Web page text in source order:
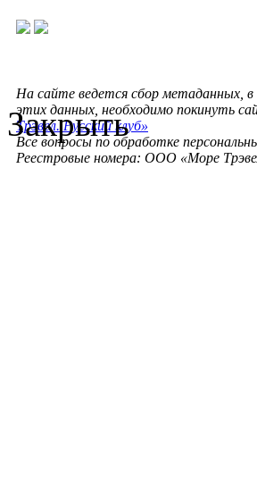
На сайте ведется сбор метаданных,
этих данных, необходимо покинуть
Трэвел. Русский клуб»
Все вопросы по обработке
Реестровые номера: ООО «Море
Закрыть